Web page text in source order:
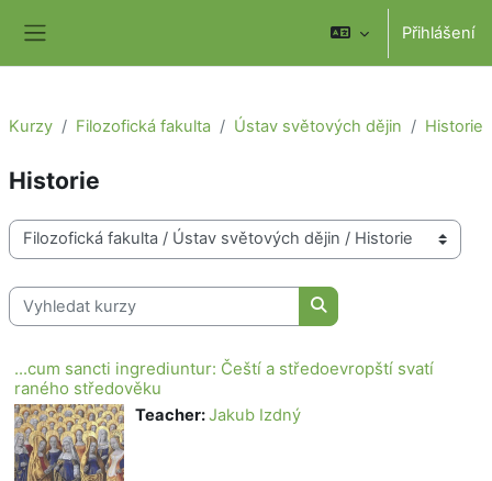
Přihlášení
Kurzy Filozofická fakulta Ústav světových dějin Historie
Historie
Kategorie kurzů
Vyhledat kurzy
Vyhledat kurzy
...cum sancti ingrediuntur: Čeští a středoevropští svatí
raného středověku
Teacher:Jakub Izdný